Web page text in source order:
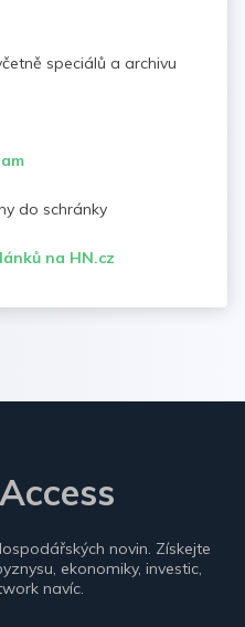
speciálů a archivu
do schránky
na HN.cz
novin. Získejte
ekonomiky, investic,
navíc.